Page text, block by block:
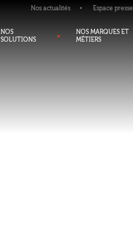
Nos actualités Espace presse
NOS
SOLUTIONS
NOS MARQUES ET
MÉTIERS